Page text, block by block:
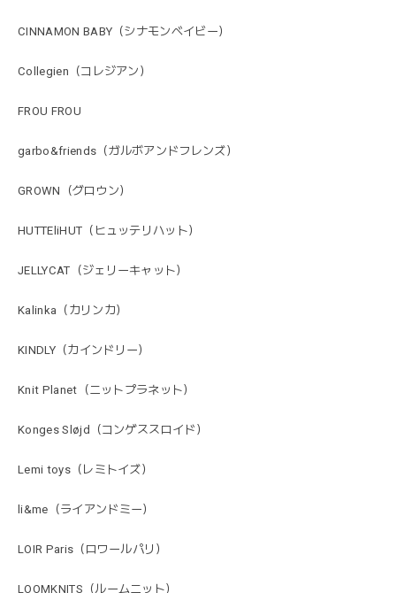
CINNAMON BABY（シナモンベイビー）
Collegien（コレジアン）
FROU FROU
garbo&friends（ガルボアンドフレンズ）
GROWN（グロウン）
HUTTEliHUT（ヒュッテリハット）
JELLYCAT（ジェリーキャット）
Kalinka（カリンカ）
KINDLY（カインドリー）
Knit Planet（ニットプラネット）
Konges Sløjd（コンゲススロイド）
Lemi toys（レミトイズ）
li&me（ライアンドミー）
LOIR Paris（ロワールパリ）
LOOMKNITS（ルームニット）